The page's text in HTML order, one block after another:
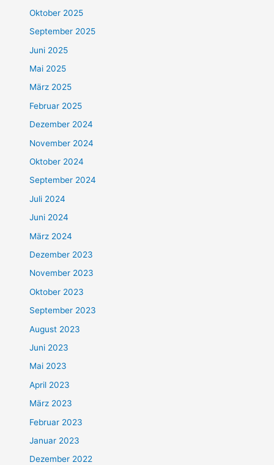
Oktober 2025
September 2025
Juni 2025
Mai 2025
März 2025
Februar 2025
Dezember 2024
November 2024
Oktober 2024
September 2024
Juli 2024
Juni 2024
März 2024
Dezember 2023
November 2023
Oktober 2023
September 2023
August 2023
Juni 2023
Mai 2023
April 2023
März 2023
Februar 2023
Januar 2023
Dezember 2022